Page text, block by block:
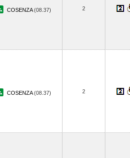
COSENZA(08.37) 2
COSENZA(08.37) 2